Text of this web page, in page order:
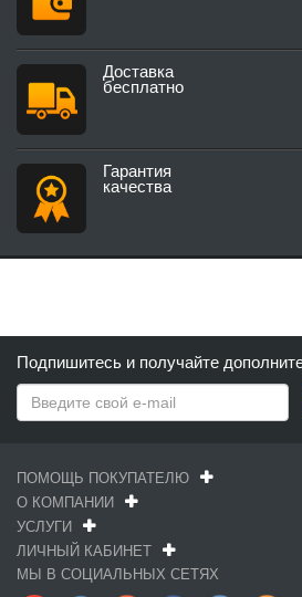
Доставка
бесплатно
Гарантия
качества
Подпишитесь и получайте
ПОМОЩЬ ПОКУПАТЕЛЮ
О КОМПАНИИ
УСЛУГИ
ЛИЧНЫЙ КАБИНЕТ
МЫ В СОЦИАЛЬНЫХ СЕТЯХ